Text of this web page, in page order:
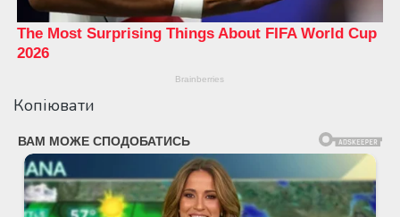
Копіювати